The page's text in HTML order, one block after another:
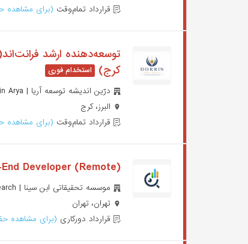
قرارداد تمام‌وقت (برای مشاهده
کرج)
درّین اندیشه توسعه آریا | Dorrin Arya
البرز، کرج
قرارداد تمام‌وقت (برای مشاهده
Developer (Remote)
موسسه تحقیقاتی ابن سینا | Ebn e Sina Research
تهران، تهران
قرارداد دورکاری (برای مشاهده